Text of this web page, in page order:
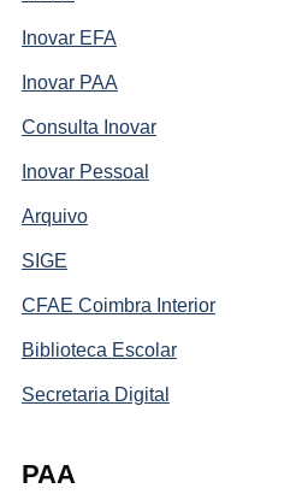
Inovar EFA
Inovar PAA
Consulta Inovar
Inovar Pessoal
Arquivo
SIGE
CFAE Coimbra Interior
Biblioteca Escolar
Secretaria Digital
PAA